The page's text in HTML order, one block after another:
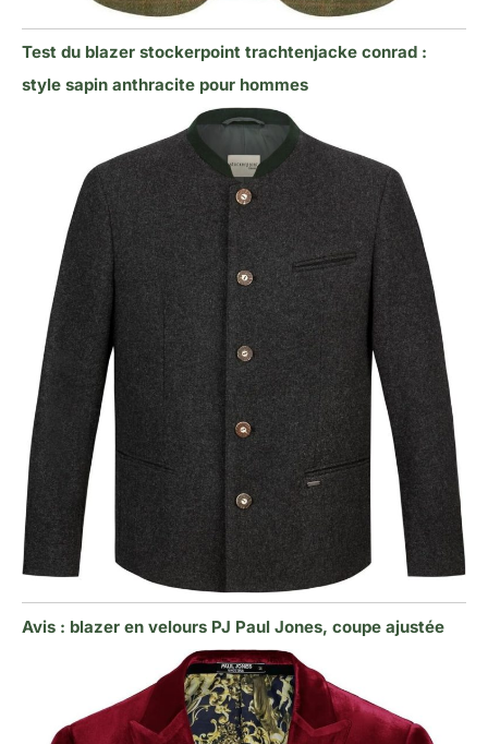
Test du blazer stockerpoint trachtenjacke conrad :
style sapin anthracite pour hommes
Avis : blazer en velours PJ Paul Jones, coupe ajustée